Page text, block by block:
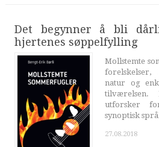
Det begynner å bli
hjertenes søppelfylling
Mollstemte
natur og
tilværelsen.
utforsker
synoptisk
27.08.2018